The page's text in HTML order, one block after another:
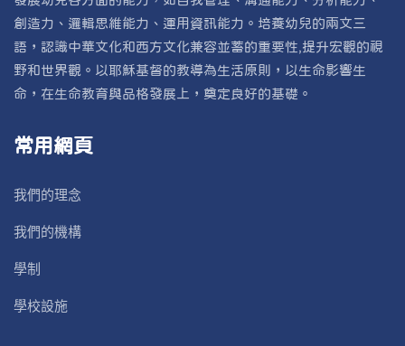
創造力、邏輯思維能力、運用資訊能力。培養幼兒的兩文三
語，認識中華文化和西方文化兼容並蓄的重要性,提升宏觀的視
野和世界觀。以耶穌基督的教導為生活原則，以生命影響生
命，在生命教育與品格發展上，奠定良好的基礎。
常用網頁
我們的理念
我們的機構
學制
學校設施